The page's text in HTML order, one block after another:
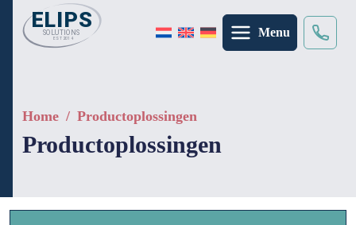
Menu
Home / Productoplossingen
Productoplossingen